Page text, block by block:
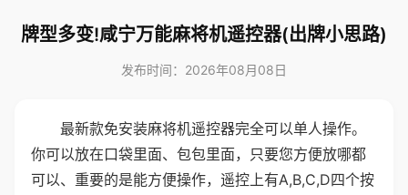
牌型多变!咸宁万能麻将机遥控器(出牌小思路)
发布时间：2026年08月08日
最新款免安装麻将机遥控器完全可以单人操作。
你可以放在口袋里面、包包里面，只要您方便放哪都
可以、重要的是能方便操作，遥控上有A,B,C,D四个按